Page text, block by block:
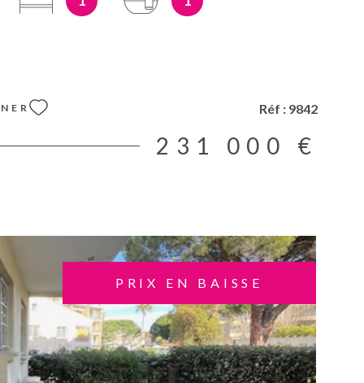
sur une belle terrasse sud . Une chambre , une salle de
dans le prix de vente et à la charge du vendeur Les
ce bien peut être exposé sont disponible sur le site
Réf : 9842
231 000 €
PRIX EN BAISSE